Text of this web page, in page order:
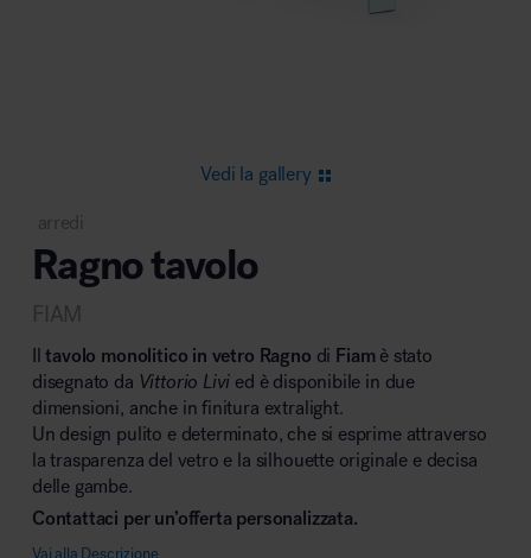
Area lounge e attesa
Area outdoor
Vedi la gallery
arredi
Ragno tavolo
FIAM
Iltavolo monolitico in vetro Ragno di Fiam è stato
disegnato da Vittorio Livi ed è disponibile in due
dimensioni, anche in finitura extralight.
Un design pulito e determinato, che si esprime attraverso
la trasparenza del vetro e la silhouette originale e decisa
delle gambe.
Contattaci per un’offerta personalizzata.
Vai alla Descrizione